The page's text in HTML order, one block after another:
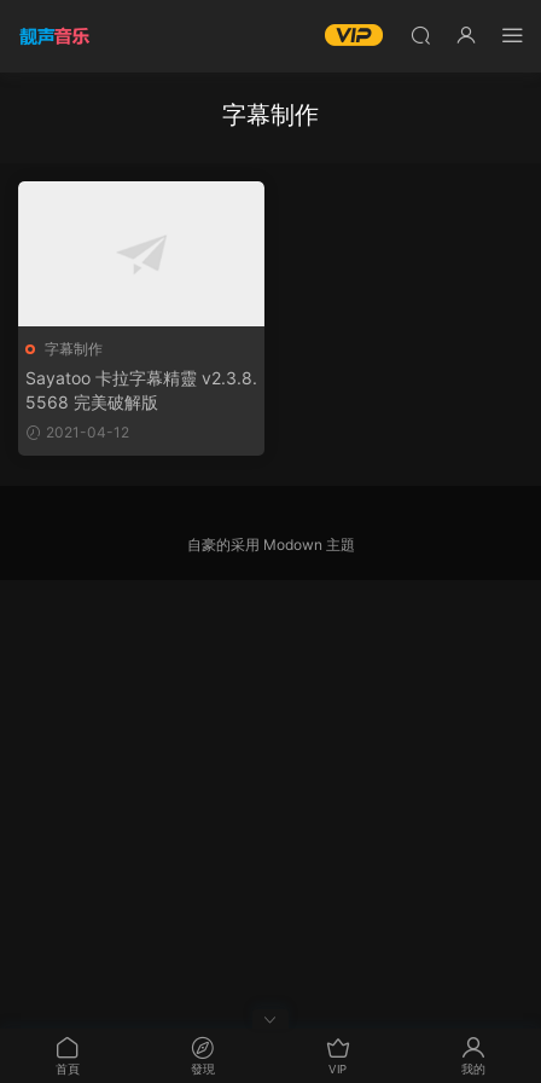
字幕制作
字幕制作
Sayatoo 卡拉字幕精靈 v2.3.8.
5568 完美破解版
2021-04-12
自豪的采用 Modown 主題
首頁 發現 VIP 我的